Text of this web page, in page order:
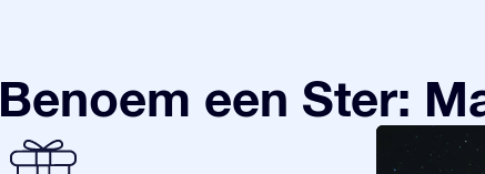
Benoem een Ster: